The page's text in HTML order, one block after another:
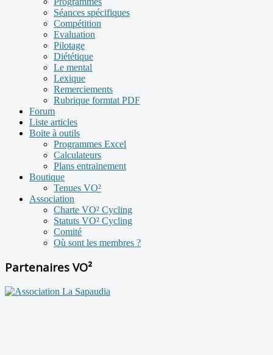
Séances spécifiques
Compétition
Evaluation
Pilotage
Diététique
Le mental
Lexique
Remerciements
Rubrique formtat PDF
Forum
Liste articles
Boite à outils
Programmes Excel
Calculateurs
Plans entrainement
Boutique
Tenues VO²
Association
Charte VO² Cycling
Statuts VO² Cycling
Comité
Où sont les membres ?
Partenaires VO²